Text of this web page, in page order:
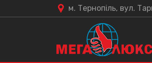
м. Тернопіль, вул.